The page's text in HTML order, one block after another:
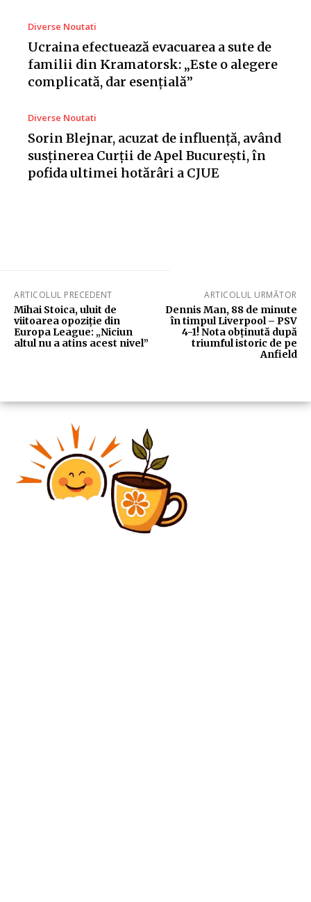
Diverse Noutati
Ucraina efectuează evacuarea a sute de
familii din Kramatorsk: „Este o alegere
complicată, dar esențială”
Diverse Noutati
Sorin Blejnar, acuzat de influență, având
susținerea Curții de Apel București, în
pofida ultimei hotărâri a CJUE
ARTICOLUL PRECEDENT
Mihai Stoica, uluit de
viitoarea opoziție din
Europa League: „Niciun
altul nu a atins acest nivel”
ARTICOLUL URMĂTOR
Dennis Man, 88 de minute
în timpul Liverpool – PSV
4-1! Nota obținută după
triumful istoric de pe
Anfield